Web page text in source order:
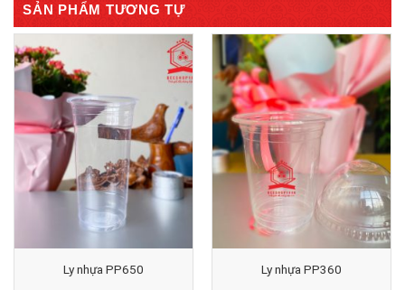
SẢN PHẨM TƯƠNG TỰ
Ly nhựa PP650 Ly nhựa PP360